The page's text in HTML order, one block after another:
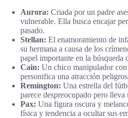
Aurora: Criada por un padre
vulnerable. Ella busca encajar
pasado.
Stellan: El enamoramiento de
su hermana a causa de los
papel importante en la búsqueda
Cain: Un chico manipulador
personifica una atracción
Remington: Una estrella del
parece despreocupado pero
Pax: Una figura oscura y
física y tendencia a ocultar sus